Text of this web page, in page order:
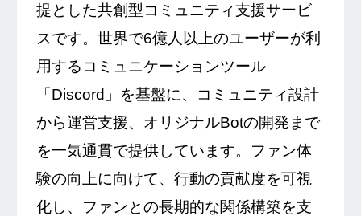
提とした共創型コミュニティ支援サービ
スです。世界で6億人以上のユーザーが利
用するコミュニケーションツール
「Discord」を基盤に、コミュニティ設計
から運営支援、オリジナルBotの開発まで
を一気通貫で提供しています。ファン体
験の向上に向けて、行動の貢献度を可視
化し、ファンとの長期的な関係構築を支